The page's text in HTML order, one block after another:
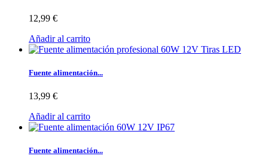
12,99 €
Añadir al carrito
Fuente alimentación...
13,99 €
Añadir al carrito
Fuente alimentación...